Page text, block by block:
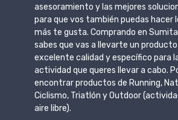
asesoramiento y las mejores
para que vos también puedas hacer
más te gusta. Comprando en
sabes que vas a llevarte un producto
excelente calidad y específico para
actividad que queres llevar a cabo.
encontrar productos de Running,
Ciclismo, Triatlón y Outdoor
aire libre).